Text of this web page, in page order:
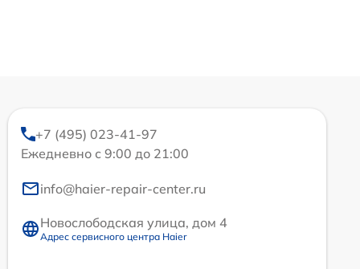
+7 (495) 023-41-97
Ежедневно с 9:00 до 21:00
info@haier-repair-center.ru
Новослободская улица, дом 4
Адрес сервисного центра Haier